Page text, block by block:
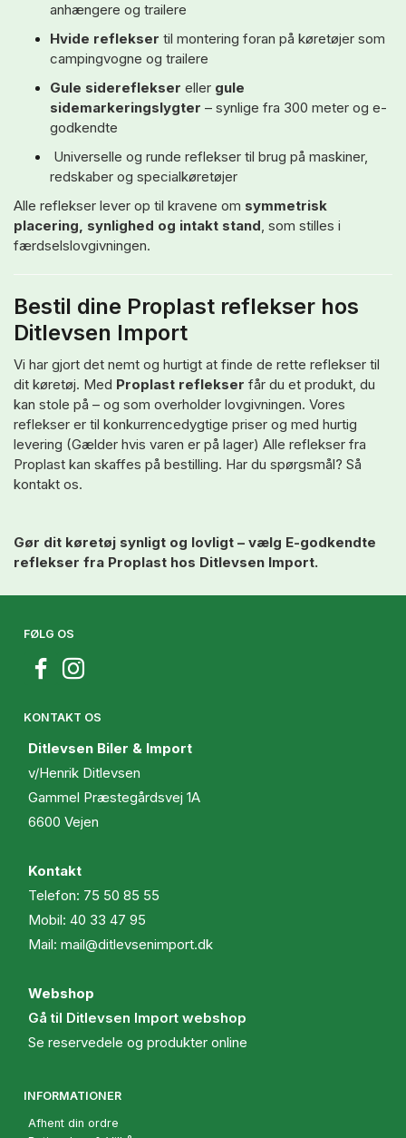
anhængere og trailere
Hvide reflekser til montering foran på køretøjer som
campingvogne og trailere
Gule sidereflekser eller gule
sidemarkeringslygter – synlige fra 300 meter og e-
godkendte
Universelle og runde reflekser til brug på maskiner,
redskaber og specialkøretøjer
Alle reflekser lever op til kravene om symmetrisk
placering, synlighed og intakt stand , som stilles i
færdselslovgivningen.
Bestil dine Proplast reflekser hos
Ditlevsen Import
Vi har gjort det nemt og hurtigt at finde de rette reflekser til
dit køretøj. Med Proplast reflekser får du et produkt, du
kan stole på – og som overholder lovgivningen. Vores
reflekser er til konkurrencedygtige priser og med hurtig
levering (Gælder hvis varen er på lager) Alle reflekser fra
Proplast kan skaffes på bestilling. Har du spørgsmål? Så
kontakt os.
Gør dit køretøj synligt og lovligt – vælg E-godkendte
reflekser fra Proplast hos Ditlevsen Import.
FØLG OS
KONTAKT OS
Ditlevsen Biler & Import
v/Henrik Ditlevsen
Gammel Præstegårdsvej 1A
6600 Vejen
Kontakt
Telefon: 75 50 85 55
Mobil: 40 33 47 95
Mail: mail@ditlevsenimport.dk
Webshop
Gå til Ditlevsen Import webshop
Se reservedele og produkter online
INFORMATIONER
Afhent din ordre